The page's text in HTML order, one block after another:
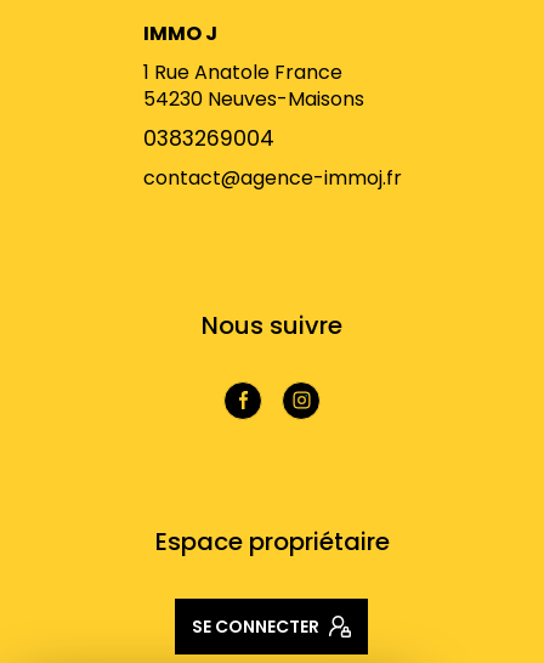
IMMO J
1 Rue Anatole France
54230 Neuves-Maisons
0383269004
contact@agence-immoj.fr
Nous suivre
Espace propriétaire
SE CONNECTER